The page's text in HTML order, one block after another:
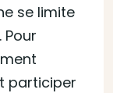
se limite
participer